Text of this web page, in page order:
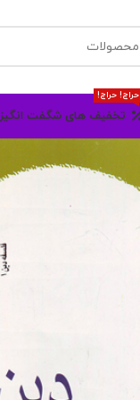
تخفیف های شگفت انگیز
حراج! حراج!